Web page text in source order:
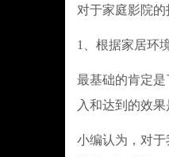
对于家庭影院的
1、根据家居环
最基础的肯定
入和达到的效
小编认为，对